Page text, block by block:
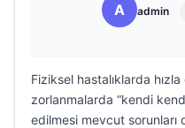
A admin
Fiziksel hastalıklarda
zorlanmalarda “kendi
edilmesi mevcut sorunları